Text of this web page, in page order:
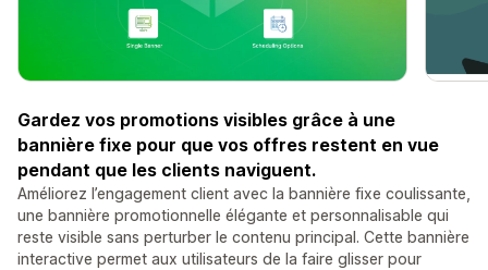
Gardez vos promotions visibles grâce à une
bannière fixe pour que vos offres restent en vue
pendant que les clients naviguent.
Améliorez l’engagement client avec la bannière fixe coulissante,
une bannière promotionnelle élégante et personnalisable qui
reste visible sans perturber le contenu principal. Cette bannière
interactive permet aux utilisateurs de la faire glisser pour